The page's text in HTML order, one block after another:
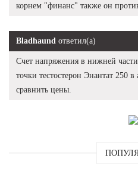
корнем "финанс" также он
Bladhaund ответил(а)
Счет напряжения в нижней
точки тестостерон Энантат 250
сравнить цены.